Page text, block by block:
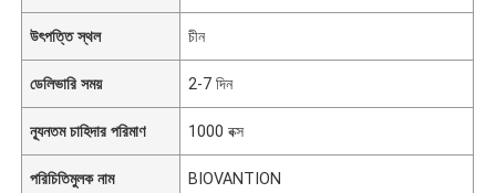
উৎপত্তি স্থল চীন
ডেলিভারি সময় 2-7 দিন
ন্যূনতম চাহিদার পরিমাণ 1000 বক্স
পরিচিতিমুলক নাম BIOVANTION